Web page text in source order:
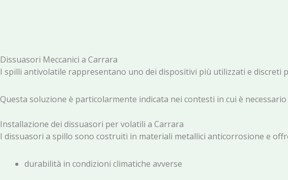
Dissuasori Meccanici a Carrara
I spilli antivolatile rappresentano uno dei dispositivi più utilizzati e discreti
Questa soluzione è particolarmente indicata nei contesti in cui è
Installazione dei dissuasori per volatili a Carrara
I dissuasori a spillo sono costruiti in materiali metallici anticorrosione e
durabilità in condizioni climatiche avverse